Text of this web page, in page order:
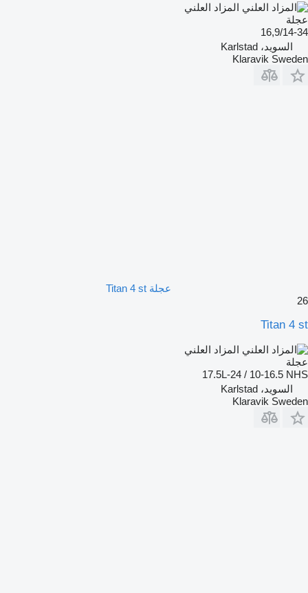
المزاد العلني
عجلة
16,9/14-34
السويد، Karlstad
Klaravik Sweden
عجلة Titan 4 st
26
Titan 4 st
المزاد العلني
عجلة
17.5L-24 / 10-16.5 NHS
السويد، Karlstad
Klaravik Sweden